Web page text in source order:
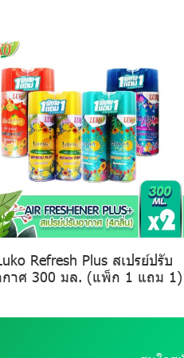
Refresh Plus สเปรย์ปรับ
กาศ 300 มล. (แพ็ก 1 แถม 1)